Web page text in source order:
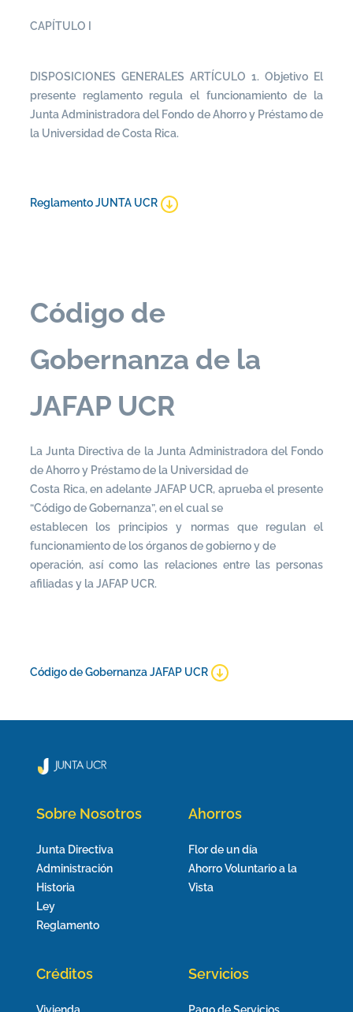
CAPÍTULO I
DISPOSICIONES GENERALES ARTÍCULO 1. Objetivo El
presente reglamento regula el funcionamiento de la
Junta Administradora del Fondo de Ahorro y Préstamo de
la Universidad de Costa Rica.
Reglamento JUNTA UCR
Código de
Gobernanza de la
JAFAP UCR
La Junta Directiva de la Junta Administradora del Fondo
de Ahorro y Préstamo de la Universidad de
Costa Rica, en adelante JAFAP UCR, aprueba el presente
“Código de Gobernanza”, en el cual se
establecen los principios y normas que regulan el
funcionamiento de los órganos de gobierno y de
operación, así como las relaciones entre las personas
afiliadas y la JAFAP UCR.
Código de Gobernanza JAFAP UCR
Sobre Nosotros
Junta Directiva
Administración
Historia
Ley
Reglamento
Ahorros
Flor de un día
Ahorro Voluntario a la
Vista
Créditos Servicios